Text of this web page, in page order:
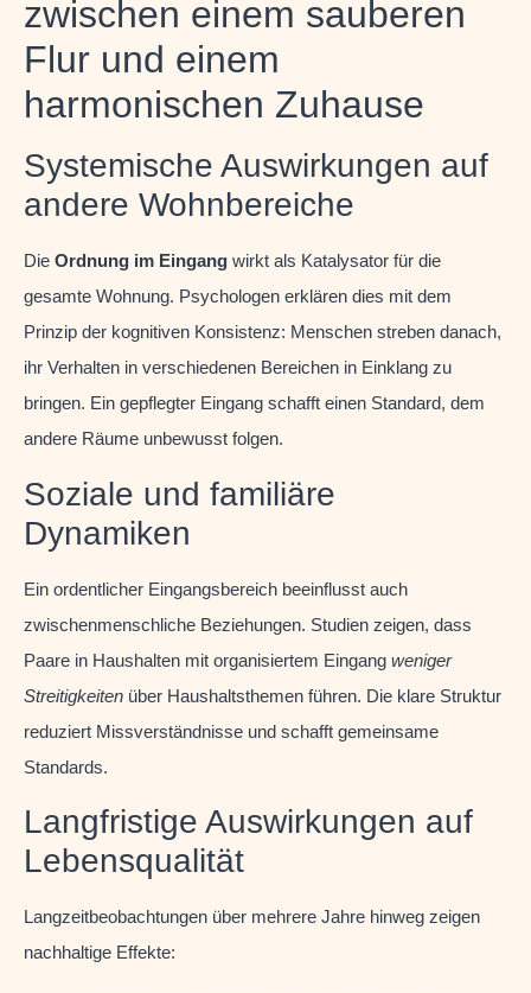
zwischen einem sauberen
Flur und einem
harmonischen Zuhause
Systemische Auswirkungen auf
andere Wohnbereiche
Die Ordnung im Eingang wirkt als Katalysator für die
gesamte Wohnung. Psychologen erklären dies mit dem
Prinzip der kognitiven Konsistenz: Menschen streben danach,
ihr Verhalten in verschiedenen Bereichen in Einklang zu
bringen. Ein gepflegter Eingang schafft einen Standard, dem
andere Räume unbewusst folgen.
Soziale und familiäre
Dynamiken
Ein ordentlicher Eingangsbereich beeinflusst auch
zwischenmenschliche Beziehungen. Studien zeigen, dass
Paare in Haushalten mit organisiertem Eingang weniger
Streitigkeiten über Haushaltsthemen führen. Die klare Struktur
reduziert Missverständnisse und schafft gemeinsame
Standards.
Langfristige Auswirkungen auf
Lebensqualität
Langzeitbeobachtungen über mehrere Jahre hinweg zeigen
nachhaltige Effekte: